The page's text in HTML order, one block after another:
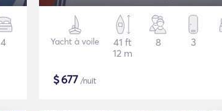
4 Yacht à voile
41 ft
12 m
8 3
$677 /nuit